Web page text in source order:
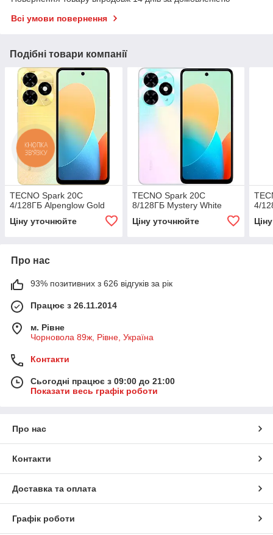
Всі умови повернення
Подібні товари компанії
TECNO Spark 20C
4/128ГБ Alpenglow Gold
Ціну уточнюйте
TECNO Spark 20C
8/128ГБ Mystery White
Ціну уточнюйте
4/
Про нас
93% позитивних з 626 відгуків за рік
Працює з 26.11.2014
м. Рівне
Чорновола 89ж, Рівне, Україна
Контакти
Сьогодні працює з 09:00 до 21:00
Показати весь графік роботи
Про нас
Контакти
Доставка та оплата
Графік роботи